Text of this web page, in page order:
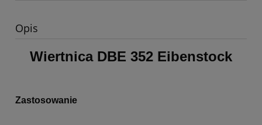
Opis
Wiertnica DBE 352 Eibenstock
Zastosowanie